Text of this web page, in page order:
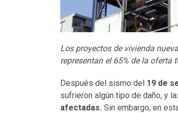
Los proyectos de vivienda
representan el 65% de la oferta
Después del sismo del 19 de
sufrieron algún tipo de daño, y
afectadas. Sin embargo, en